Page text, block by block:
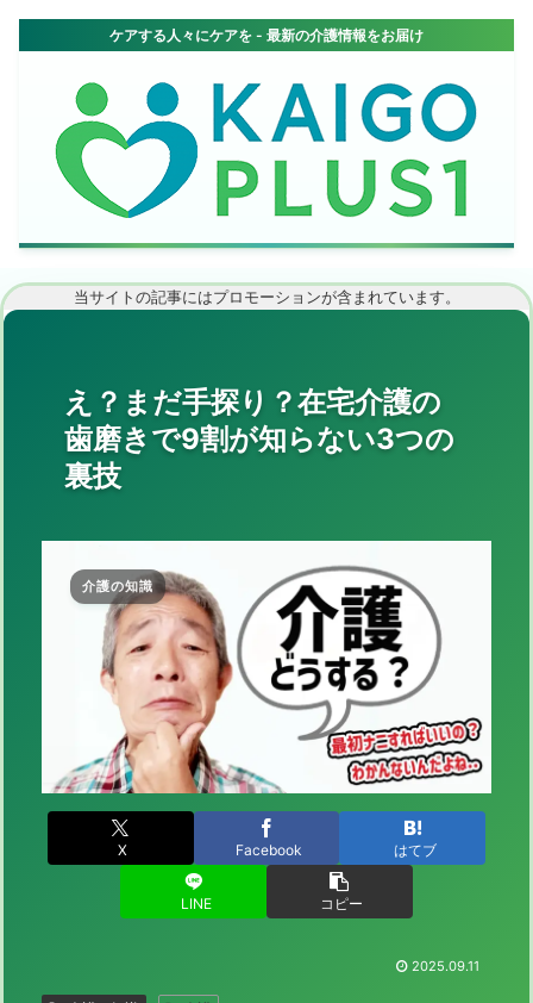
当サイトの記事にはプロモーションが含まれています。
え？まだ手探り？在宅介護の
歯磨きで9割が知らない3つの
裏技
介護の知識
X Facebook はてブ
LINE コピー
2025.09.11